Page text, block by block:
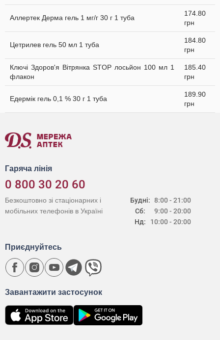
Аллертек Дерма гель 1 мг/г 30 г 1 туба
174.80
грн
Цетрилев гель 50 мл 1 туба
184.80
грн
Ключі Здоров'я Вітрянка STOP лосьйон 100 мл 1
флакон
185.40
грн
Едермік гель 0,1 % 30 г 1 туба
189.90
грн
Гаряча лінія
0 800 30 20 60
Будні:
Сб:
Нд:
8:00 - 21:00
9:00 - 20:00
10:00 - 20:00
Безкоштовно зі стаціонарних і
мобільних телефонів в Україні
Завантажити застосунок
Приєднуйтесь